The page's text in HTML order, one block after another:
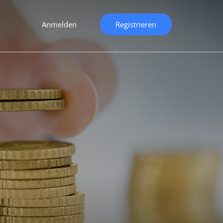
Anmelden Registrieren